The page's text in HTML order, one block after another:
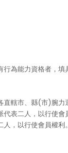
為能力資格者，
轄市、縣(市)腕
表二人，以行使會
，以行使會員權利。